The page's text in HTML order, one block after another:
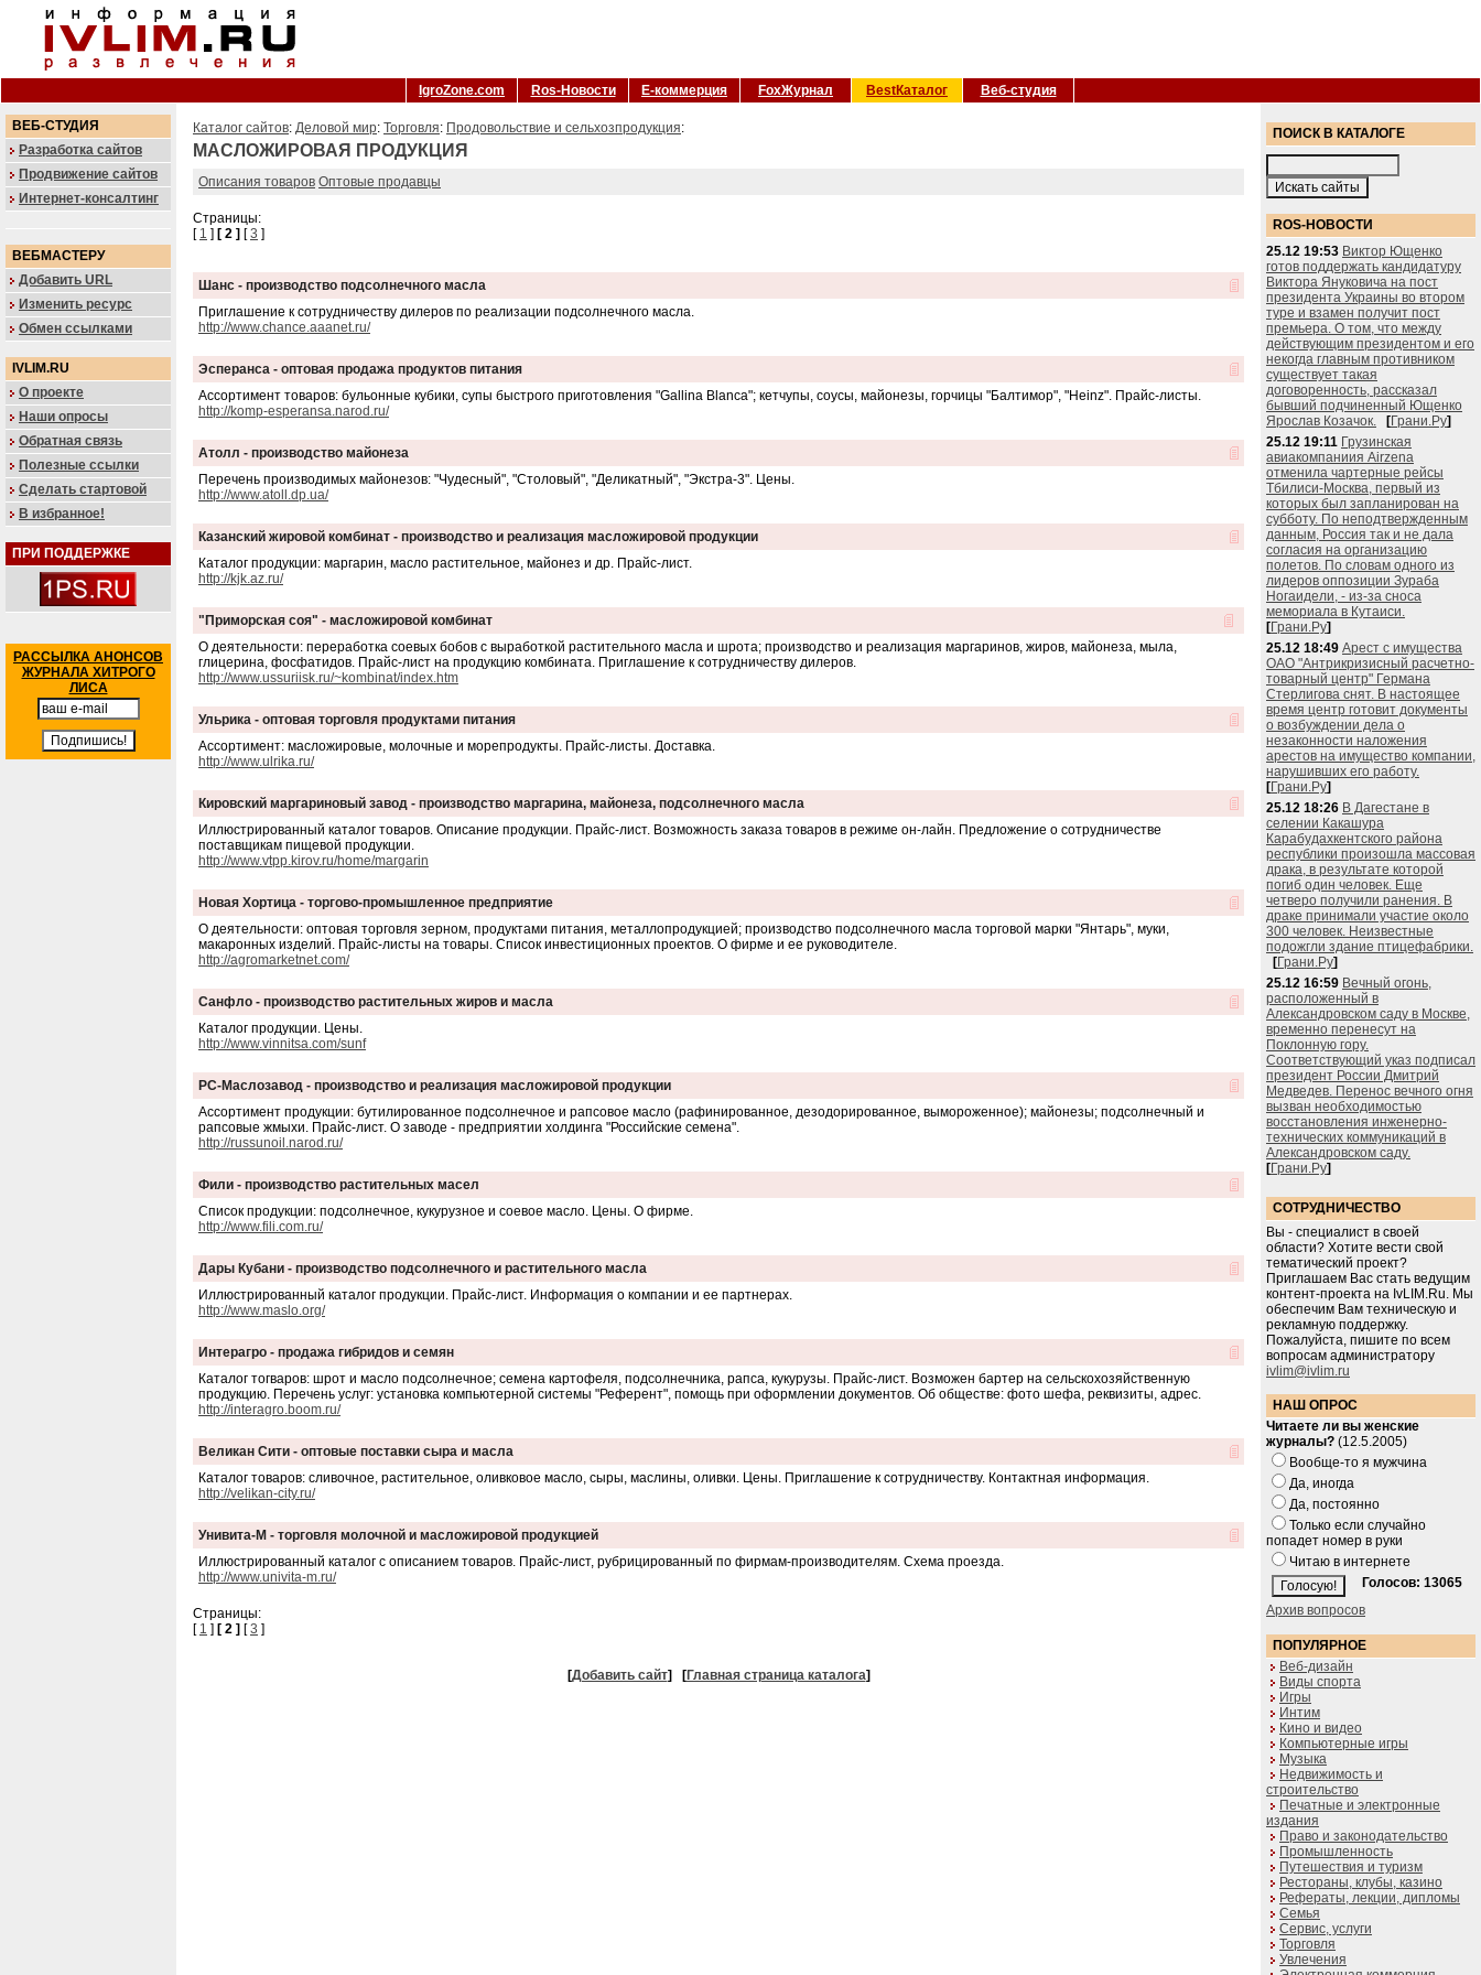
IgroZone.com Ros-Новости Е-коммерция FoxЖурнал BestКаталог Веб-студия
ВЕБ-СТУДИЯ
Разработка сайтов
Продвижение сайтов
Интернет-консалтинг
ВЕБМАСТЕРУ
Добавить URL
Изменить ресурс
Обмен ссылками
IVLIM.RU
О проекте
Наши опросы
Обратная связь
Полезные ссылки
Сделать стартовой
В избранное!
ПРИ ПОДДЕРЖКЕ
РАССЫЛКА АНОНСОВ
ЖУРНАЛА ХИТРОГО
ЛИСА
Каталог сайтов: Деловой мир: Торговля: Продовольствие и сельхозпродукция:
МАСЛОЖИРОВАЯ ПРОДУКЦИЯ
Описания товаров Оптовые продавцы
Страницы:
[ 1 ] [ 2 ] [3 ]
Шанс - производство подсолнечного масла
Приглашение к сотрудничеству дилеров по реализации подсолнечного масла.
http://www.chance.aaanet.ru/
Эсперанса - оптовая продажа продуктов питания
Ассортимент товаров: бульонные кубики, супы быстрого приготовления "Gallina Blanca"; кетчупы, соусы, майонезы, горчицы "Балтимор", "Heinz". Прайс-листы.
http://komp-esperansa.narod.ru/
Атолл - производство майонеза
Перечень производимых майонезов: "Чудесный", "Столовый", "Деликатный", "Экстра-3". Цены.
http://www.atoll.dp.ua/
Казанский жировой комбинат - производство и реализация масложировой продукции
Каталог продукции: маргарин, масло растительное, майонез и др. Прайс-лист.
http://kjk.az.ru/
"Приморская соя" - масложировой комбинат
О деятельности: переработка соевых бобов с выработкой растительного масла и шрота; производство и реализация маргаринов, жиров, майонеза, мыла,
глицерина, фосфатидов. Прайс-лист на продукцию комбината. Приглашение к сотрудничеству дилеров.
http://www.ussuriisk.ru/~kombinat/index.htm
Ульрика - оптовая торговля продуктами питания
Ассортимент: масложировые, молочные и морепродукты. Прайс-листы. Доставка.
http://www.ulrika.ru/
Кировский маргариновый завод - производство маргарина, майонеза, подсолнечного масла
Иллюстрированный каталог товаров. Описание продукции. Прайс-лист. Возможность заказа товаров в режиме он-лайн. Предложение о сотрудничестве
поставщикам пищевой продукции.
http://www.vtpp.kirov.ru/home/margarin
Новая Хортица - торгово-промышленное предприятие
О деятельности: оптовая торговля зерном, продуктами питания, металлопродукцией; производство подсолнечного масла торговой марки "Янтарь", муки,
макаронных изделий. Прайс-листы на товары. Список инвестиционных проектов. О фирме и ее руководителе.
http://agromarketnet.com/
Санфло - производство растительных жиров и масла
Каталог продукции. Цены.
http://www.vinnitsa.com/sunf
РС-Маслозавод - производство и реализация масложировой продукции
Ассортимент продукции: бутилированное подсолнечное и рапсовое масло (рафинированное, дезодорированное, вымороженное); майонезы; подсолнечный и
рапсовые жмыхи. Прайс-лист. О заводе - предприятии холдинга "Российские семена".
http://russunoil.narod.ru/
Фили - производство растительных масел
Список продукции: подсолнечное, кукурузное и соевое масло. Цены. О фирме.
http://www.fili.com.ru/
Дары Кубани - производство подсолнечного и растительного масла
Иллюстрированный каталог продукции. Прайс-лист. Информация о компании и ее партнерах.
http://www.maslo.org/
Интерагро - продажа гибридов и семян
Каталог тогваров: шрот и масло подсолнечное; семена картофеля, подсолнечника, рапса, кукурузы. Прайс-лист. Возможен бартер на сельскохозяйственную
продукцию. Перечень услуг: установка компьютерной системы "Референт", помощь при оформлении документов. Об обществе: фото шефа, реквизиты, адрес.
http://interagro.boom.ru/
Великан Сити - оптовые поставки сыра и масла
Каталог товаров: сливочное, растительное, оливковое масло, сыры, маслины, оливки. Цены. Приглашение к сотрудничеству. Контактная информация.
http://velikan-city.ru/
Унивита-М - торговля молочной и масложировой продукцией
Иллюстрированный каталог с описанием товаров. Прайс-лист, рубрицированный по фирмам-производителям. Схема проезда.
http://www.univita-m.ru/
Страницы:
[ 1 ] [ 2 ] [3 ]
[Добавить сайт] [Главная страница каталога]
ПОИСК В КАТАЛОГЕ
ROS-НОВОСТИ
25.12 19:53 Виктор Ющенко
готов поддержать кандидатуру
Виктора Януковича на пост
президента Украины во втором
туре и взамен получит пост
премьера. О том, что между
действующим президентом и его
некогда главным противником
существует такая
договоренность, рассказал
бывший подчиненный Ющенко
Ярослав Козачок.
[Грани.Ру]
25.12 19:11 Грузинская
авиакомпаниия Airzena
отменила чартерные рейсы
Тбилиси-Москва, первый из
которых был запланирован на
субботу. По неподтвержденным
данным, Россия так и не дала
согласия на организацию
полетов. По словам одного из
лидеров оппозиции Зураба
Ногаидели, - из-за сноса
мемориала в Кутаиси.
[Грани.Ру]
25.12 18:49 Арест с имущества
ОАО "Антрикризисный расчетно-
товарный центр" Германа
Стерлигова снят. В настоящее
время центр готовит документы
о возбуждении дела о
незаконности наложения
арестов на имущество компании,
нарушивших его работу.
[Грани.Ру]
25.12 18:26 В Дагестане в
селении Какашура
Карабудахкентского района
республики произошла массовая
драка, в результате которой
погиб один человек. Еще
четверо получили ранения. В
драке принимали участие около
300 человек. Неизвестные
подожгли здание птицефабрики.
[Грани.Ру]
25.12 16:59 Вечный огонь,
расположенный в
Александровском саду в Москве,
временно перенесут на
Поклонную гору.
Соответствующий указ подписал
президент России Дмитрий
Медведев. Перенос вечного огня
вызван необходимостью
восстановления инженерно-
технических коммуникаций в
Александровском саду.
[Грани.Ру]
СОТРУДНИЧЕСТВО
Вы - специалист в своей
области? Хотите вести свой
тематический проект?
Приглашаем Вас стать ведущим
контент-проекта на IvLIM.Ru. Мы
обеспечим Вам техническую и
рекламную поддержку.
Пожалуйста, пишите по всем
вопросам администратору
ivlim@ivlim.ru
НАШ ОПРОС
Читаете ли вы женские
журналы? (12.5.2005)
Вообще-то я мужчина
Да, иногда
Да, постоянно
Только если случайно
попадет номер в руки
Читаю в интернете
Голосов: 13065
Архив вопросов
ПОПУЛЯРНОЕ
Веб-дизайн
Виды спорта
Игры
Интим
Кино и видео
Компьютерные игры
Музыка
Недвижимость и
строительство
Печатные и электронные
издания
Право и законодательство
Промышленность
Путешествия и туризм
Рестораны, клубы, казино
Рефераты, лекции, дипломы
Семья
Сервис, услуги
Торговля
Увлечения